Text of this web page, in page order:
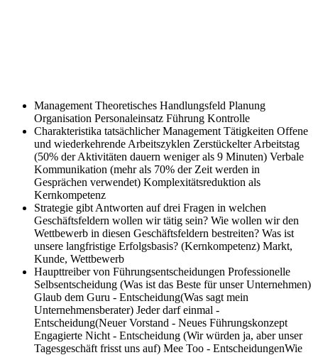
Management Theoretisches Handlungsfeld Planung
Organisation Personaleinsatz Führung Kontrolle
Charakteristika tatsächlicher Management Tätigkeiten Offene
und wiederkehrende Arbeitszyklen Zerstückelter Arbeitstag
(50% der Aktivitäten dauern weniger als 9 Minuten) Verbale
Kommunikation (mehr als 70% der Zeit werden in
Gesprächen verwendet) Komplexitätsreduktion als
Kernkompetenz
Strategie gibt Antworten auf drei Fragen in welchen
Geschäftsfeldern wollen wir tätig sein? Wie wollen wir den
Wettbewerb in diesen Geschäftsfeldern bestreiten? Was ist
unsere langfristige Erfolgsbasis? (Kernkompetenz) Markt,
Kunde, Wettbewerb
Haupttreiber von Führungsentscheidungen Professionelle
Selbsentscheidung (Was ist das Beste für unser Unternehmen)
Glaub dem Guru - Entscheidung(Was sagt mein
Unternehmensberater) Jeder darf einmal -
Entscheidung(Neuer Vorstand - Neues Führungskonzept
Engagierte Nicht - Entscheidung (Wir würden ja, aber unser
Tagesgeschäft frisst uns auf) Mee Too - EntscheidungenWie